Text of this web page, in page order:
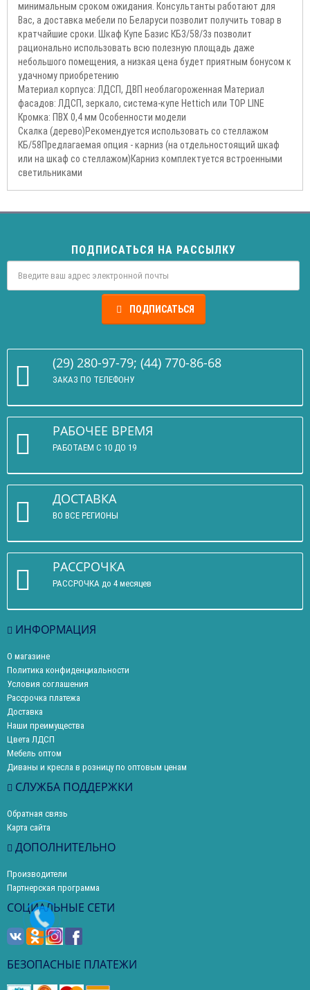
минимальным сроком ожидания. Консультанты работают для
Вас, а доставка мебели по Беларуси позволит получить товар в
кратчайшие сроки. Шкаф Купе Базис КБ3/58/3з позволит
рационально использовать всю полезную площадь даже
небольшого помещения, а низкая цена будет приятным бонусом к
удачному приобретению
Материал корпуса: ЛДСП, ДВП необлагороженная Материал
фасадов: ЛДСП, зеркало, система-купе Hettich или TOP LINE
Кромка: ПВХ 0,4 мм Особенности модели
Скалка (дерево)Рекомендуется использовать со стеллажом
КБ/58Предлагаемая опция - карниз (на отдельностоящий шкаф
или на шкаф со стеллажом)Карниз комплектуется встроенными
светильниками
ПОДПИСАТЬСЯ НА РАССЫЛКУ
ПОДПИСАТЬСЯ
(29) 280-97-79; (44) 770-86-68
ЗАКАЗ ПО ТЕЛЕФОНУ
РАБОЧЕЕ ВРЕМЯ
РАБОТАЕМ С 10 ДО 19
ДОСТАВКА
ВО ВСЕ РЕГИОНЫ
РАССРОЧКА
РАССРОЧКА до 4 месяцев
ИНФОРМАЦИЯ
О магазине
Политика конфиденциальности
Условия соглашения
Рассрочка платежа
Доставка
Наши преимущества
Цвета ЛДСП
Мебель оптом
Диваны и кресла в розницу по оптовым ценам
СЛУЖБА ПОДДЕРЖКИ
Обратная связь
Карта сайта
ДОПОЛНИТЕЛЬНО
Производители
Партнерская программа
СОЦИАЛЬНЫЕ СЕТИ
БЕЗОПАСНЫЕ ПЛАТЕЖИ